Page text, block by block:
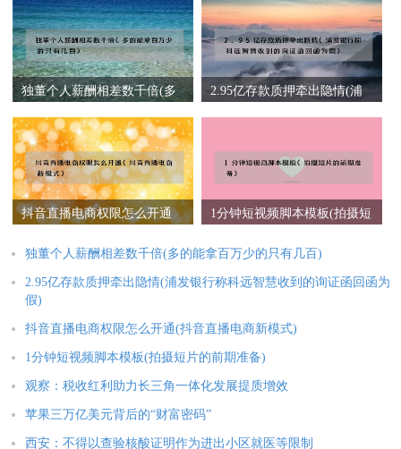
独董个人薪酬相差数千倍(多
2.95亿存款质押牵出隐情(浦
抖音直播电商权限怎么开通
1分钟短视频脚本模板(拍摄短
独董个人薪酬相差数千倍(多的能拿百万少的只有几百)
2.95亿存款质押牵出隐情(浦发银行称科远智慧收到的询证函回函为
假)
抖音直播电商权限怎么开通(抖音直播电商新模式)
1分钟短视频脚本模板(拍摄短片的前期准备)
观察：税收红利助力长三角一体化发展提质增效
苹果三万亿美元背后的“财富密码”
西安：不得以查验核酸证明作为进出小区就医等限制